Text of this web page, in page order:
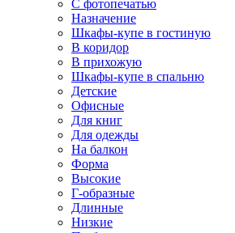
С фотопечатью
Назначение
Шкафы-купе в гостиную
В коридор
В прихожую
Шкафы-купе в спальню
Детские
Офисные
Для книг
Для одежды
На балкон
Форма
Высокие
Г-образные
Длинные
Низкие